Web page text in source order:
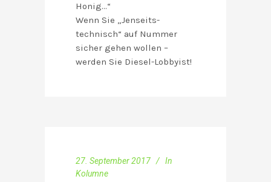
Honig…“
Wenn Sie „Jenseits-
technisch“ auf Nummer
sicher gehen wollen –
werden Sie Diesel-Lobbyist!
27. September 2017
In
Kolumne